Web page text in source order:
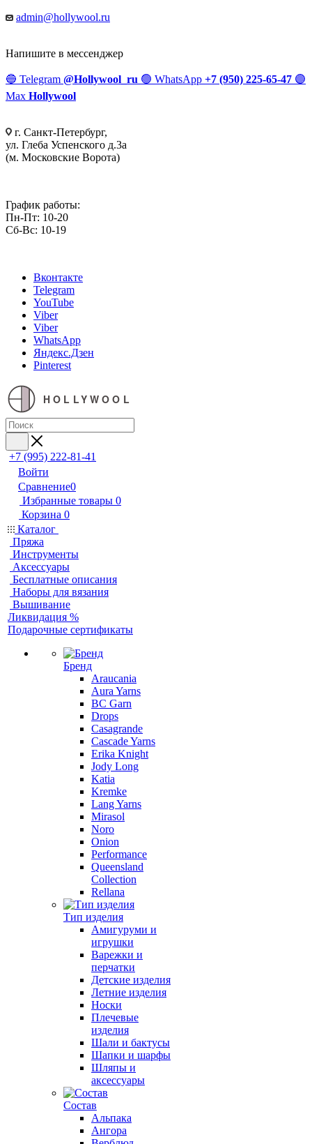
admin@hollywool.ru
Напишите в мессенджер
🔵 Telegram @Hollywool_ru 🟢 WhatsApp +7 (950) 225-65-47 🟣
Max Hollywool
г. Санкт-Петербург,
ул. Глеба Успенского д.3а
(м. Московские Ворота)
График работы:
Пн-Пт: 10-20
Сб-Вс: 10-19
Вконтакте
Telegram
YouTube
Viber
Viber
WhatsApp
Яндекс.Дзен
Pinterest
HOLLYWOOL
+7 (995) 222-81-41
Войти
Сравнение0
Избранные товары 0
Корзина 0
Каталог
Пряжа
Инструменты
Аксессуары
Бесплатные описания
Наборы для вязания
Вышивание
Ликвидация %
Подарочные сертификаты
Бренд
Araucania
Aura Yarns
BC Garn
Drops
Casagrande
Cascade Yarns
Erika Knight
Jody Long
Katia
Kremke
Lang Yarns
Mirasol
Noro
Onion
Performance
Queensland
Collection
Rellana
Тип изделия
Амигуруми и
игрушки
Варежки и
перчатки
Детские изделия
Летние изделия
Носки
Плечевые
изделия
Шали и бактусы
Шапки и шарфы
Шляпы и
аксессуары
Состав
Альпака
Ангора